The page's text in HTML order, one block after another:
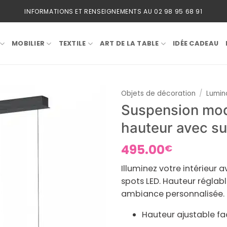
INFORMATIONS ET RENSEIGNEMENTS AU 02 98 95 68 91
MOBILIER TEXTILE ART DE LA TABLE IDÉE CADEAU
Objets de décoration /
Suspension
hauteur avec
495.00€
Illuminez votre intérieur
spots LED. Hauteur
ambiance
Hauteur ajustable